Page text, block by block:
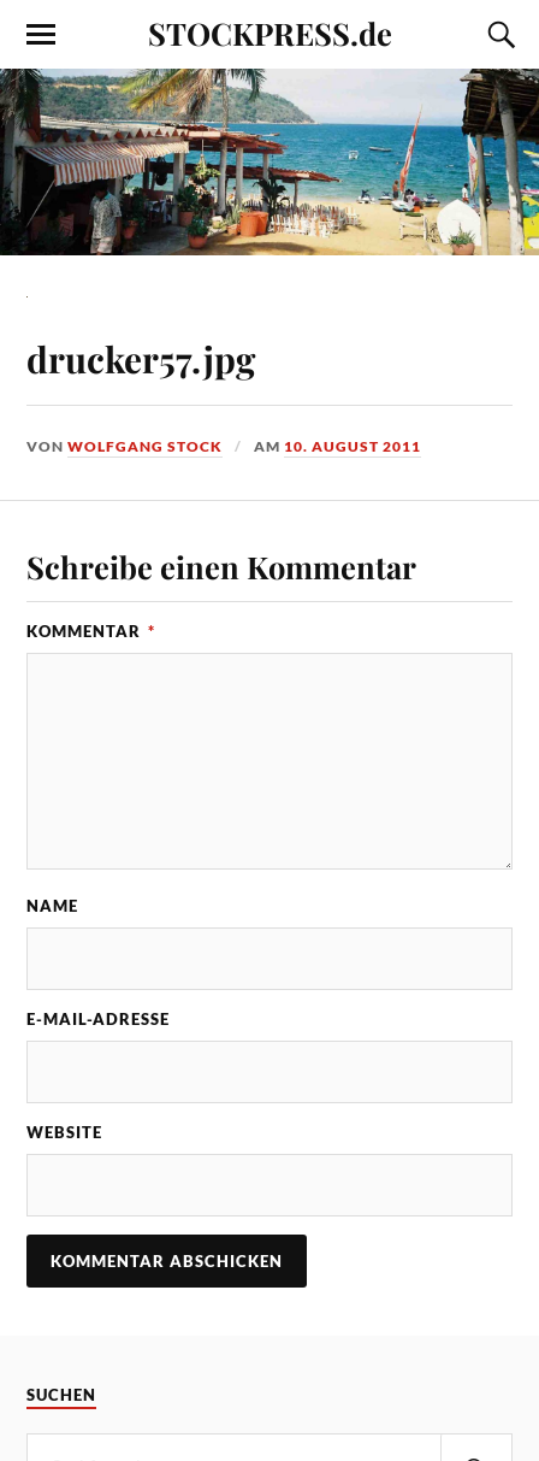
STOCKPRESS.de
drucker57.jpg
VONWOLFGANG STOCK AM 10. AUGUST 2011
Schreibe einen Kommentar
KOMMENTAR *
NAME
E-MAIL-ADRESSE
WEBSITE
SUCHEN